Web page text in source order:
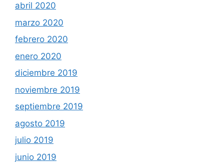
abril 2020
marzo 2020
febrero 2020
enero 2020
diciembre 2019
noviembre 2019
septiembre 2019
agosto 2019
julio 2019
junio 2019